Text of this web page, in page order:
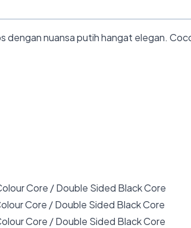
dengan nuansa putih hangat elegan.
Core / Double Sided Black Core
Core / Double Sided Black Core
Core / Double Sided Black Core